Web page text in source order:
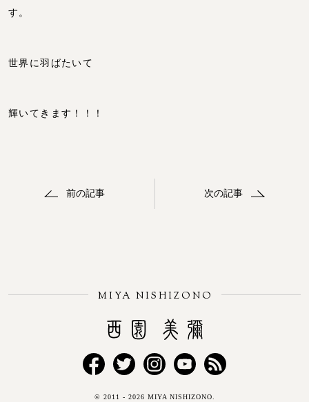
す。
世界に羽ばたいて
輝いてきます！！！
前の記事 次の記事
MIYA NISHIZONO
Miya Nishizono
© 2011 - 2026 MIYA NISHIZONO.